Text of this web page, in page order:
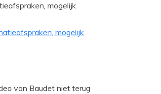
mogelijk
van Baudet niet terug